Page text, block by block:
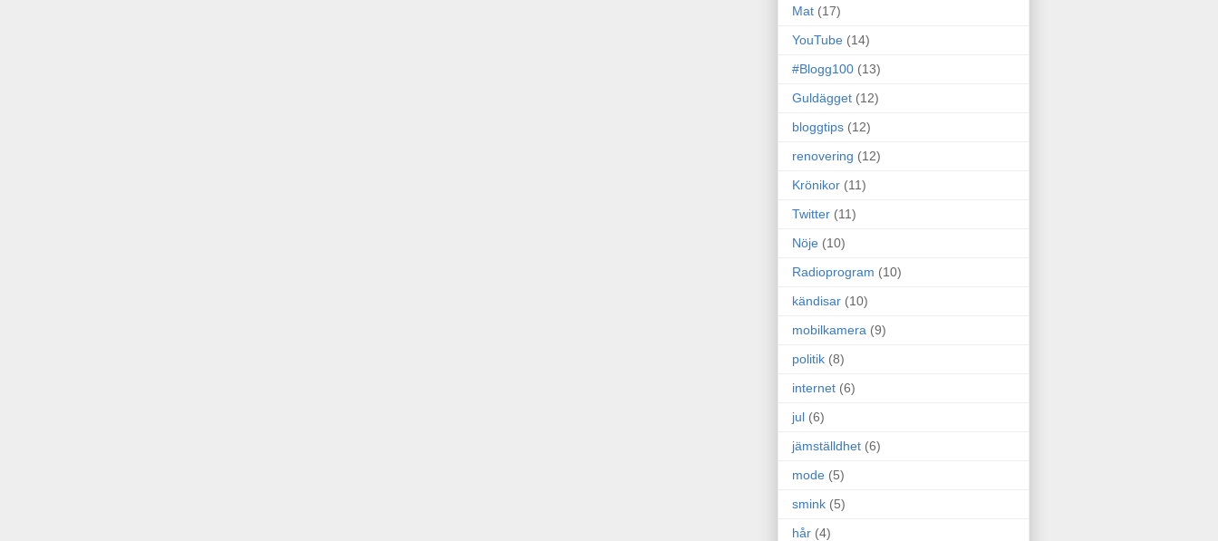
Mat (17)
YouTube (14)
#Blogg100 (13)
Guldägget (12)
bloggtips (12)
renovering (12)
Krönikor (11)
Twitter (11)
Nöje (10)
Radioprogram (10)
kändisar (10)
mobilkamera (9)
politik (8)
internet (6)
jul (6)
jämställdhet (6)
mode (5)
smink (5)
hår (4)